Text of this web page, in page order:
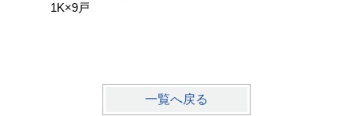
1K×9戸
一覧へ戻る